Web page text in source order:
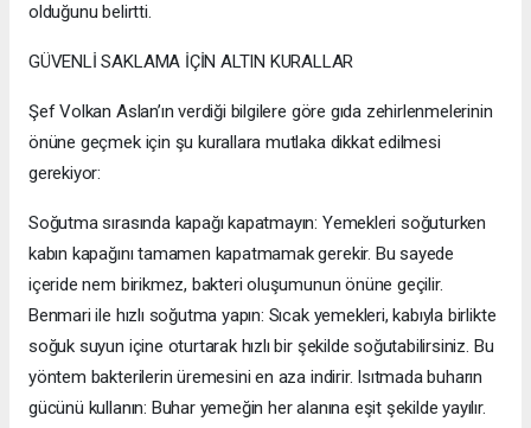
olduğunu belirtti.
GÜVENLİ SAKLAMA İÇİN ALTIN KURALLAR
Şef Volkan Aslan’ın verdiği bilgilere göre gıda zehirlenmelerinin
önüne geçmek için şu kurallara mutlaka dikkat edilmesi
gerekiyor:
Soğutma sırasında kapağı kapatmayın: Yemekleri soğuturken
kabın kapağını tamamen kapatmamak gerekir. Bu sayede
içeride nem birikmez, bakteri oluşumunun önüne geçilir.
Benmari ile hızlı soğutma yapın: Sıcak yemekleri, kabıyla birlikte
soğuk suyun içine oturtarak hızlı bir şekilde soğutabilirsiniz. Bu
yöntem bakterilerin üremesini en aza indirir. Isıtmada buharın
gücünü kullanın: Buhar yemeğin her alanına eşit şekilde yayılır.